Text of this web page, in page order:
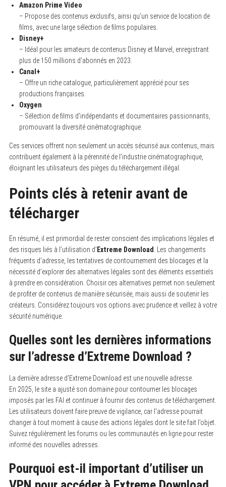
Amazon Prime Video
– Propose des contenus exclusifs, ainsi qu’un service de location de
films, avec une large sélection de films populaires.
Disney+
– Idéal pour les amateurs de contenus Disney et Marvel, enregistrant
plus de 150 millions d’abonnés en 2023.
Canal+
– Offre un riche catalogue, particulièrement apprécié pour ses
productions françaises.
Oxygen
– Sélection de films d’indépendants et documentaires passionnants,
promouvant la diversité cinématographique.
Ces services offrent non seulement un accès sécurisé aux contenus, mais
contribuent également à la pérennité de l’industrie cinématographique,
éloignant les utilisateurs des pièges du téléchargement illégal.
Points clés à retenir avant de
télécharger
En résumé, il est primordial de rester conscient des implications légales et
des risques liés à l’utilisation d’ Extreme Download
. Les changements
fréquents d’adresse, les tentatives de contournement des blocages et la
nécessité d’explorer des alternatives légales sont des éléments essentiels
à prendre en considération. Choisir ces alternatives permet non seulement
de profiter de contenus de manière sécurisée, mais aussi de soutenir les
créateurs. Considérez toujours vos options avec prudence et veillez à votre
sécurité numérique.
Quelles sont les dernières informations
sur l’adresse d’Extreme Download ?
La dernière adresse d’Extreme Download est une nouvelle adresse.
En 2025, le site a ajusté son domaine pour contourner les blocages
imposés par les FAI et continuer à fournir des contenus de téléchargement.
Les utilisateurs doivent faire preuve de vigilance, car l’adresse pourrait
changer à tout moment à cause des actions légales dont le site fait l’objet.
Suivez régulièrement les forums ou les communautés en ligne pour rester
informé des nouvelles adresses.
Pourquoi est-il important d’utiliser un